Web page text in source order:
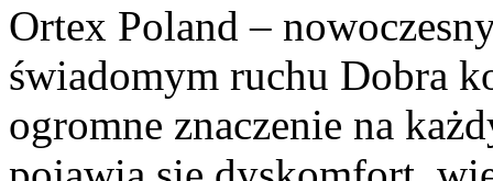
Ortex Poland –
świadomym ruchu Dobra
ogromne znaczenie na